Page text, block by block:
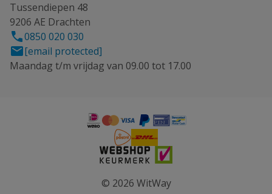
Tussendiepen 48
9206 AE Drachten
0850 020 030
[email protected]
Maandag t/m vrijdag van 09.00 tot 17.00
© 2026 WitWay